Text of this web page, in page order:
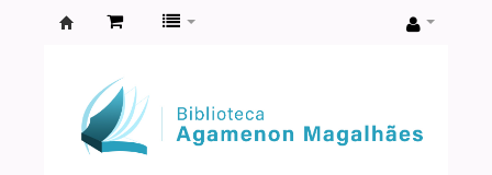
Agamenon
Magalhães